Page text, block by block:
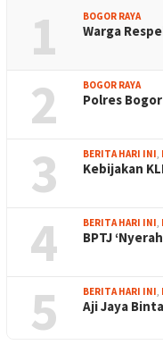
1 BOGOR RAYA
Warga
2 BOGOR RAYA
Polres
3 BERITA HARI INI
Kebijakan
4 BERITA HARI INI
BPTJ
5 BERITA HARI INI
Aji Jaya